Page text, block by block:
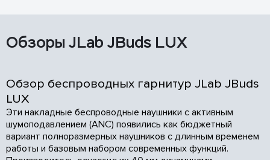
Обзоры JLab JBuds LUX
Обзор беспроводных гарнитур JLab JBuds
LUX
Эти накладные беспроводные наушники с активным
шумоподавлением (ANC) появились как бюджетный
вариант полноразмерных наушников с длинным временем
работы и базовым набором современных функций.